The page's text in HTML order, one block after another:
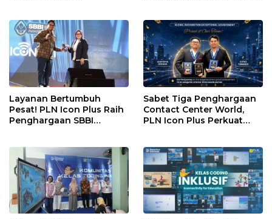
Layanan Bertumbuh
Pesat! PLN Icon Plus Raih
Penghargaan SBBI
Sabet Tiga Penghargaan
Contact Center World,
PLN Icon Plus Perkuat
ICONNET